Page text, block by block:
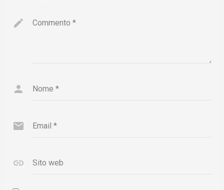
Commento *
Nome *
Email *
Sito web